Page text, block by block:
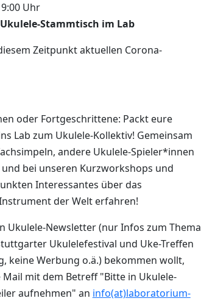
Uhr
Stammtisch im Lab
Zeitpunkt aktuellen Corona-
oder Fortgeschrittene: Packt eure
Lab zum Ukulele-Kollektiv! Gemeinsam
andere Ukulele-Spieler*innen
bei unseren Kurzworkshops und
Interessantes über das
der Welt erfahren!
Ukulele-Newsletter (nur Infos zum Thema
Ukulelefestival und Uke-Treffen
keine Werbung o.ä.) bekommen wollt,
mit dem Betreff "Bitte in Ukulele-
aufnehmen" an info(at)laboratorium-